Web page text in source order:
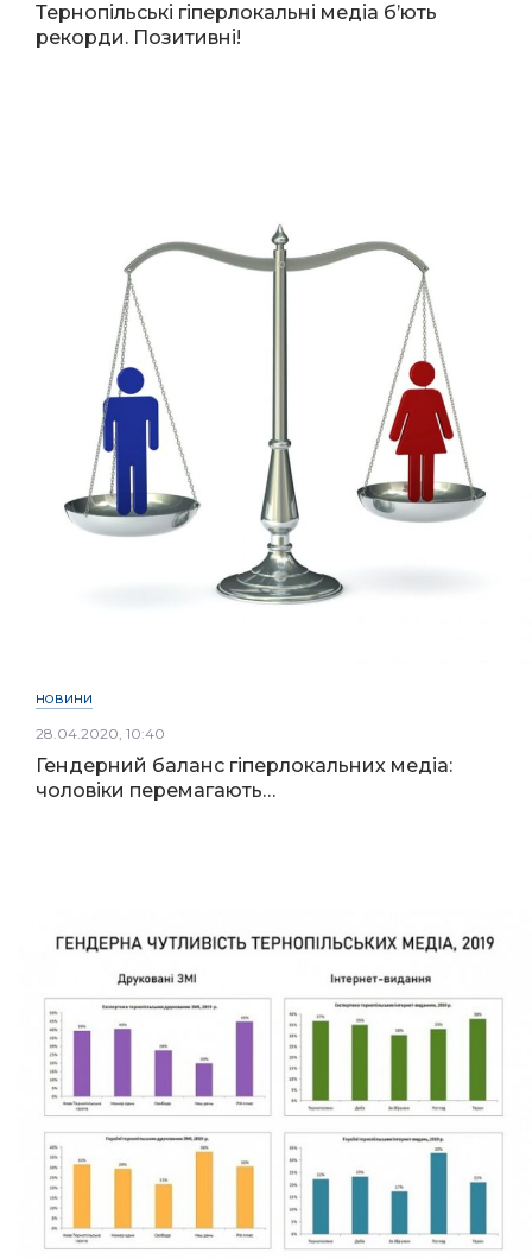
Тернопільські гіперлокальні медіа б’ють
рекорди. Позитивні!
НОВИНИ
28.04.2020, 10:40
Гендерний баланс гіперлокальних медіа:
чоловіки перемагають…